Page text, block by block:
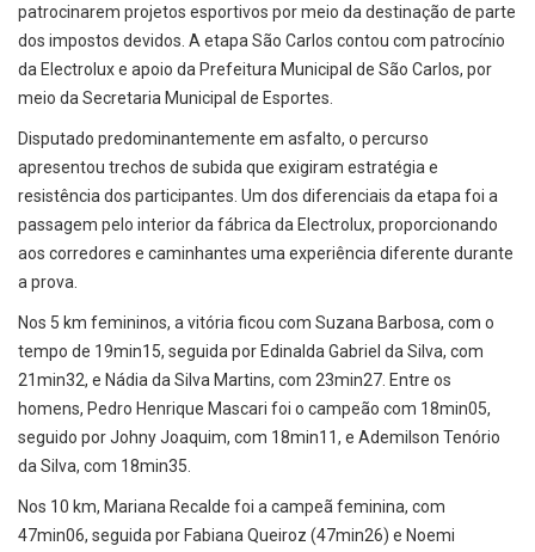
patrocinarem projetos esportivos por meio da destinação de parte
dos impostos devidos. A etapa São Carlos contou com patrocínio
da Electrolux e apoio da Prefeitura Municipal de São Carlos, por
meio da Secretaria Municipal de Esportes.
Disputado predominantemente em asfalto, o percurso
apresentou trechos de subida que exigiram estratégia e
resistência dos participantes. Um dos diferenciais da etapa foi a
passagem pelo interior da fábrica da Electrolux, proporcionando
aos corredores e caminhantes uma experiência diferente durante
a prova.
Nos 5 km femininos, a vitória ficou com Suzana Barbosa, com o
tempo de 19min15, seguida por Edinalda Gabriel da Silva, com
21min32, e Nádia da Silva Martins, com 23min27. Entre os
homens, Pedro Henrique Mascari foi o campeão com 18min05,
seguido por Johny Joaquim, com 18min11, e Ademilson Tenório
da Silva, com 18min35.
Nos 10 km, Mariana Recalde foi a campeã feminina, com
47min06, seguida por Fabiana Queiroz (47min26) e Noemi